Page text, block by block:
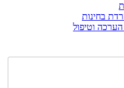
בחינות
וטיפול